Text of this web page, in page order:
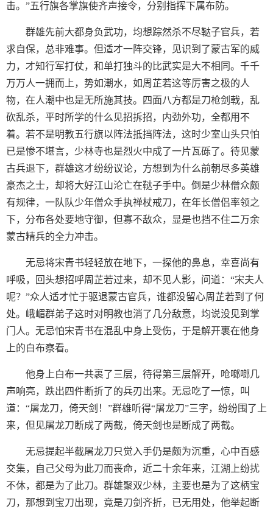
击。”五行旗各掌旗使齐声接令，分别指挥下属布防。
群雄先前大都身负武功，均想踪然杀不尽鞑子官兵，若
求自保，总非难事。但适才一阵交锋，见识到了蒙古军的威
力，才知行军打仗，和单打独斗的比武实是大不相同。千千
万万人一拥而上，势如潮水，如周芷若这等厉害之极的人
物，在人潮中也是无所施其技。四面八方都是刀枪剑戟，乱
砍乱杀，平时所学的什么见招拆招，内劲外功，全都用不
着。若不是明教五行旗以阵法抵挡阵法，这时少室山头只怕
已是惨不堪言，少林寺也是烈火中成了一片瓦砾了。待见蒙
古兵退下，群雄这才纷纷议论，方想到为什么前朝尽多英雄
豪杰之士，却将大好江山沦亡在鞑子手中。倒是少林僧众颇
有规律，一队队少年僧众手执禅杖戒刀，在年长僧侣率领之
下，分布各处要地守御，但寡不敌众，显是也挡不住二万余
蒙古精兵的全力冲击。
无忌将宋青书轻轻放在地下，一探他的鼻息，幸喜尚有
呼吸，回头想招呼周芷若过来，却不见人影，问道：“宋夫人
呢？”众人适才忙于驱退蒙古官兵，谁都没留心周芷若到了何
处。峨嵋群弟子这时对明教也消了几分敌意，均说没见到掌
门人。无忌怕宋青书在混乱中身上受伤，于是解开裹在他身
上的白布察看。
他身上白布一共裹了三层，待得第三层解开，呛啷啷几
声响亮，跌出四件断折了的兵刃出来。无忌吃了一惊，叫
道：“屠龙刀，倚天剑！”群雄听得“屠龙刀”三字，纷纷围了上
来，但见屠龙刀断成了两截，倚天剑也是断成了两截。
无忌提起半截屠龙刀只觉入手仍是颇为沉重，心中百感
交集，自己父母为此刀而丧命，近二十余年来，江湖上纷扰
不休，都是为了此刀。群雄聚双少林，主要也是为了这柄宝
刀，那想到宝刀出现，竟是刀剑齐折，已无用处，他举起断